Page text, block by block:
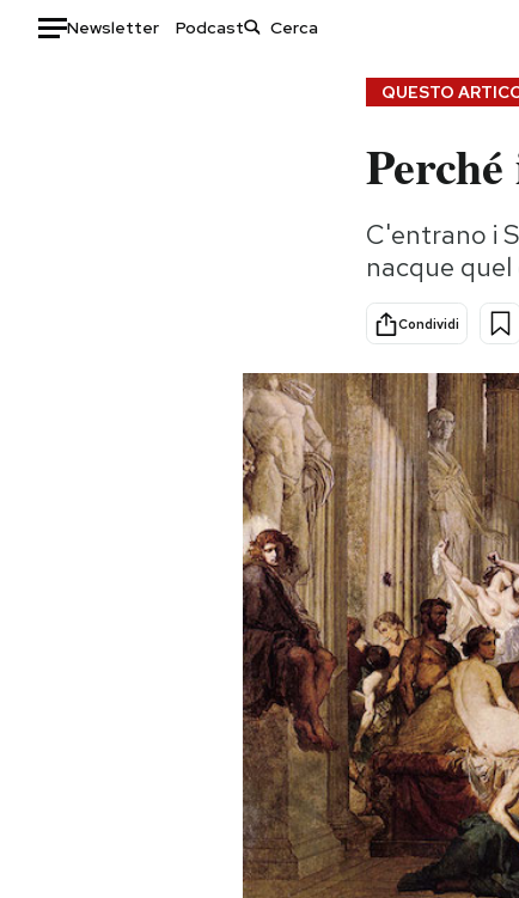
Newsletter Podcast
Consumismi
Storie/Idee
Ok Boomer!
Media
Europa
Altrecose
Mondiali calcio 2026
QUESTO
C'entrano i
nacque
Condividi